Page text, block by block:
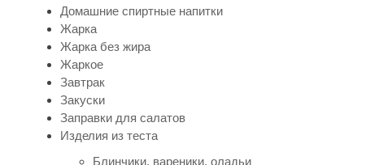
Домашние спиртные напитки
Жарка
Жарка без жира
Жаркое
Завтрак
Закуски
Заправки для салатов
Изделия из теста
Блинчики, вареники, оладьи